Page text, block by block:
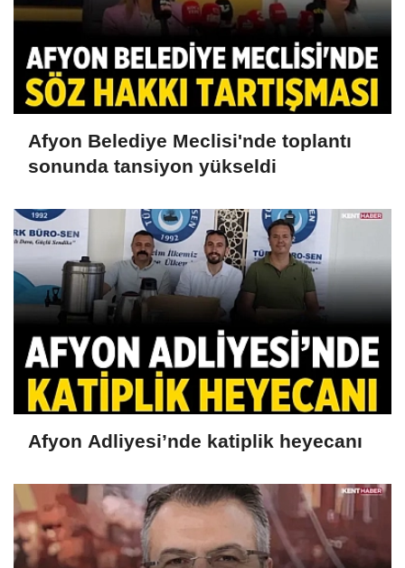
Afyon Belediye Meclisi'nde toplantı
sonunda tansiyon yükseldi
Afyon Adliyesi’nde katiplik heyecanı